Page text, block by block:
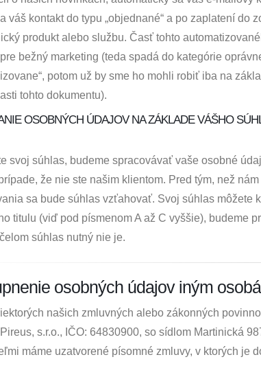
váš kontakt do typu „objednané“ a po zaplatení do
produkt alebo službu. Časť tohto
bežný marketing (teda spadá do kategórie
potom už by sme ho mohli robiť iba na
tohto dokumentu).
OSOBNÝCH ÚDAJOV NA ZÁKLADE VÁŠHO
svoj súhlas, budeme spracovávať vaše osobné
že nie ste našim klientom. Pred tým, než
sa bude súhlas vzťahovať. Svoj súhlas
titulu (viď pod písmenom A až C vyššie), budeme
súhlas nutný nie je.
osobných údajov iným
našich zmluvných alebo zákonných
s.r.o., IČO: 64830900, so sídlom Martinická
máme uzatvorené písomné zmluvy, v ktorých